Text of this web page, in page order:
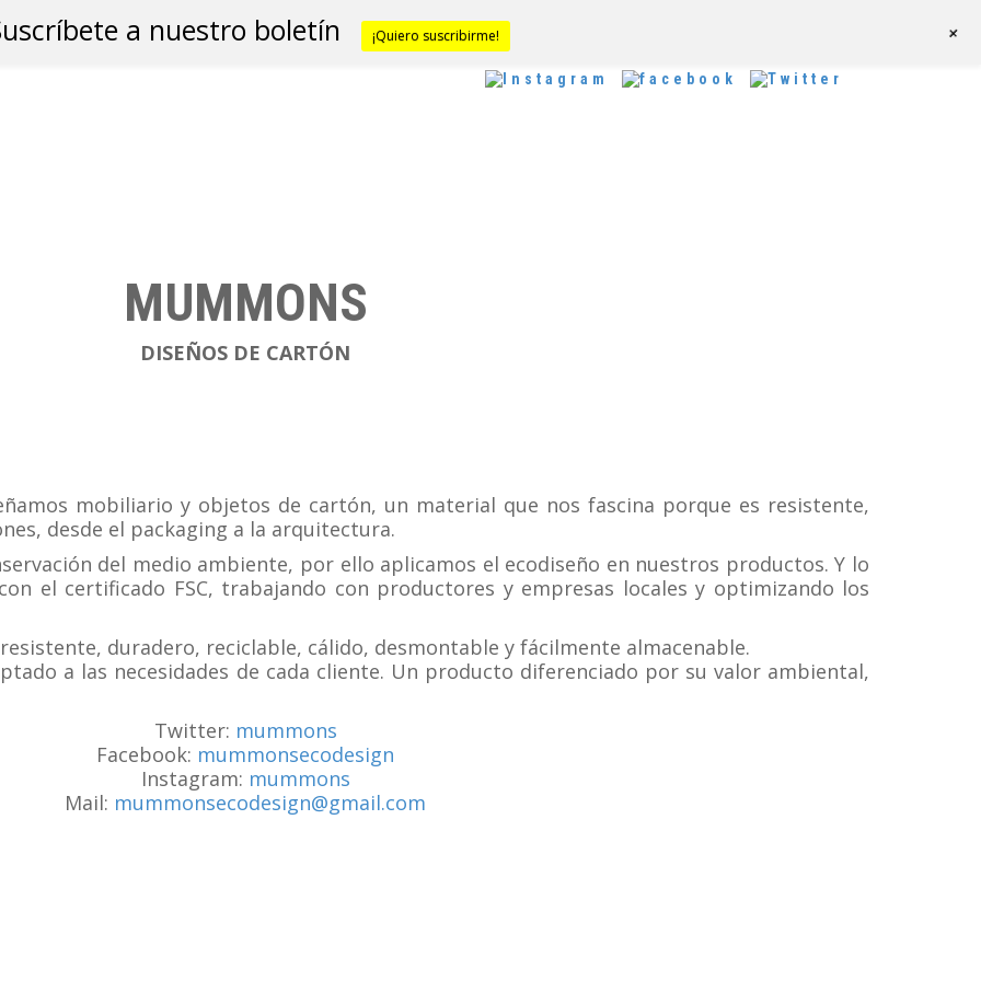
AGENDA COWORKING LIBRERÍA
MUMMONS
DISEÑOS DE CARTÓN
mobiliario y objetos de cartón, un material que nos fascina porque es resistente,
desde el packaging a la arquitectura.
del medio ambiente, por ello aplicamos el ecodiseño en nuestros productos. Y lo
el certificado FSC, trabajando con productores y empresas locales y optimizando los
duradero, reciclable, cálido, desmontable y fácilmente almacenable.
a las necesidades de cada cliente. Un producto diferenciado por su valor ambiental,
Twitter: mummons
Facebook: mummonsecodesign
Instagram: mummons
Mail: mummonsecodesign@gmail.com
a nuestro boletín ¡Quiero suscribirme! +